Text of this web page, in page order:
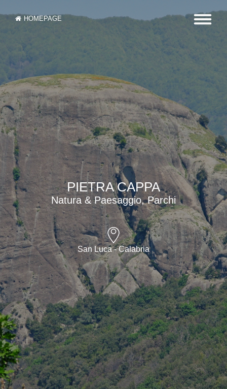
HOMEPAGE
PIETRA CAPPA
Natura & Paesaggio, Parchi
San Luca - Calabria